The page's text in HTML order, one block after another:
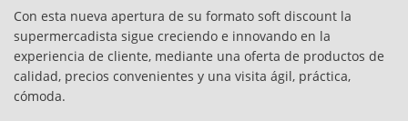
Con esta nueva apertura de su formato soft discount la
supermercadista sigue creciendo e innovando en la
experiencia de cliente, mediante una oferta de productos de
calidad, precios convenientes y una visita ágil, práctica,
cómoda.